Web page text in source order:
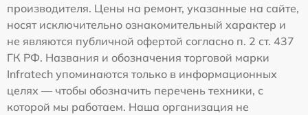
производителя. Цены на ремонт, указанные на сайте,
носят исключительно ознакомительный характер и
не являются публичной офертой согласно п. 2 ст. 437
ГК РФ. Названия и обозначения торговой марки
Infratech упоминаются только в информационных
целях — чтобы обозначить перечень техники, с
которой мы работаем. Наша организация не